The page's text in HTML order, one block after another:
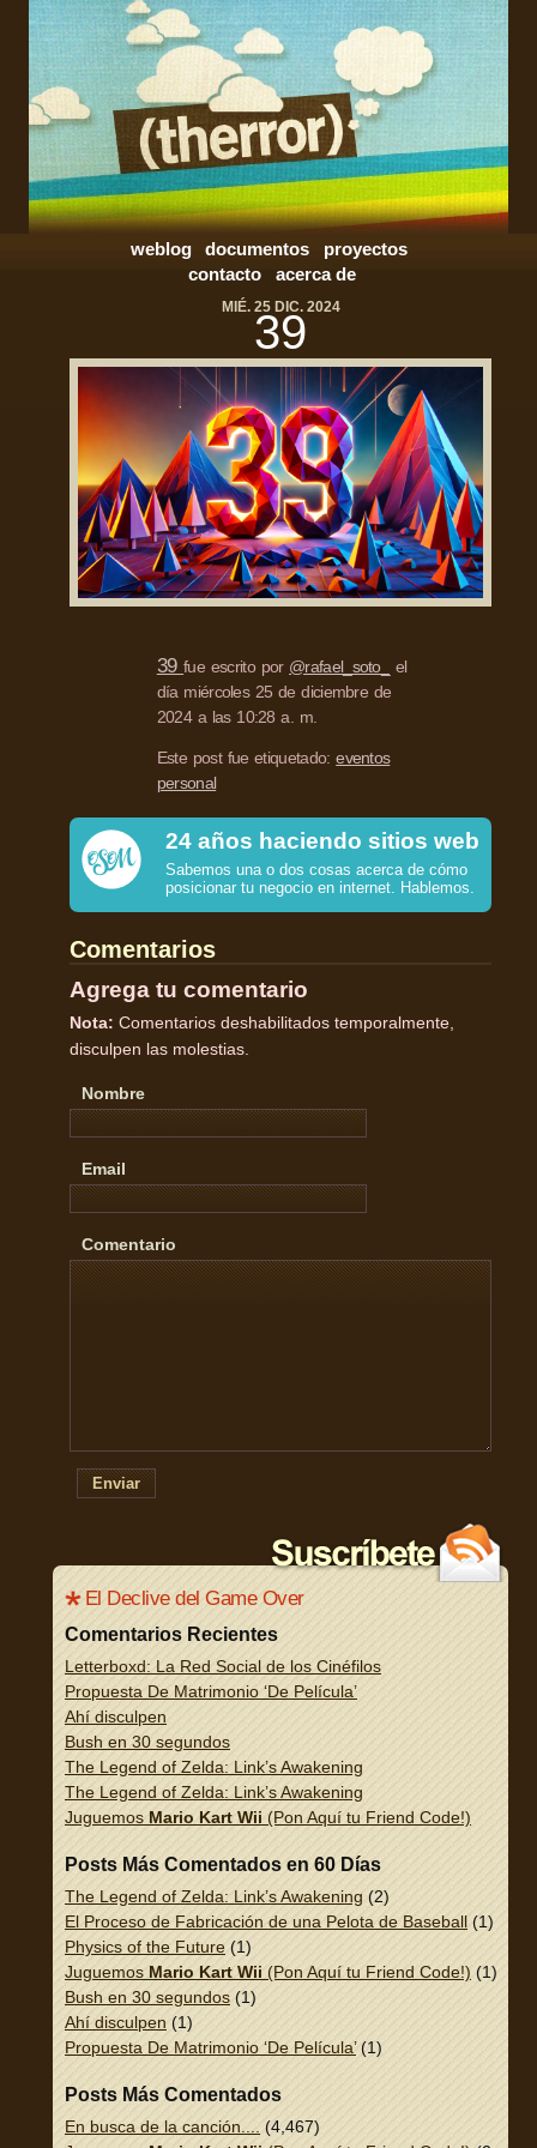
weblog documentos
proyectos
contacto
acerca de
MIÉ. 25 DIC. 2024
39
39fue escrito por @rafael_soto_
el
día miércoles 25 de diciembre de
2024 a las 10:28 a. m.
Este post fue etiquetado:eventos
personal
24 años haciendo sitios web
Sabemos una o dos cosas acerca de cómo
posicionar tu negocio en internet. Hablemos.
Comentarios
Agrega tu comentario
Nota: Comentarios deshabilitados temporalmente,
disculpen las molestias.
Nombre
Email
Comentario
Enviar
El Declive del Game Over
Comentarios Recientes
Letterboxd: La Red Social de los Cinéfilos
Propuesta De Matrimonio ‘De Película’
Ahí disculpen
Bush en 30 segundos
The Legend of Zelda: Link’s Awakening
The Legend of Zelda: Link’s Awakening
Juguemos Mario Kart Wii (Pon Aquí tu Friend Code!)
Posts Más Comentados en 60 Días
The Legend of Zelda: Link’s Awakening (2)
El Proceso de Fabricación de una Pelota de Baseball (1)
Physics of the Future (1)
Juguemos Mario Kart Wii (Pon Aquí tu Friend Code!) (1)
Bush en 30 segundos (1)
Ahí disculpen (1)
Propuesta De Matrimonio ‘De Película’(1)
Posts Más Comentados
En busca de la canción.... (4,467)